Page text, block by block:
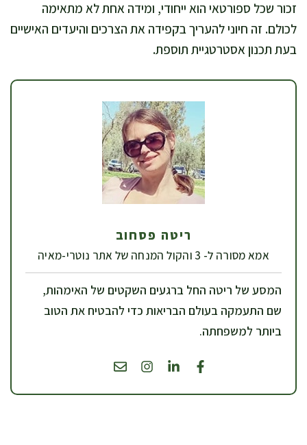
זכור שכל ספורטאי הוא ייחודי, ומידה אחת לא מתאימה
לכולם. זה חיוני להעריך בקפידה את הצרכים והיעדים האישיים
בעת תכנון אסטרטגיית תוספת.
ריטה פסחוב
אמא מסורה ל- 3 והקול המנחה של אתר נוטרי-מאיה
המסע של ריטה החל ברגעים השקטים של האימהות,
שם התעמקה בעולם הבריאות כדי להבטיח את הטוב
ביותר למשפחתה.